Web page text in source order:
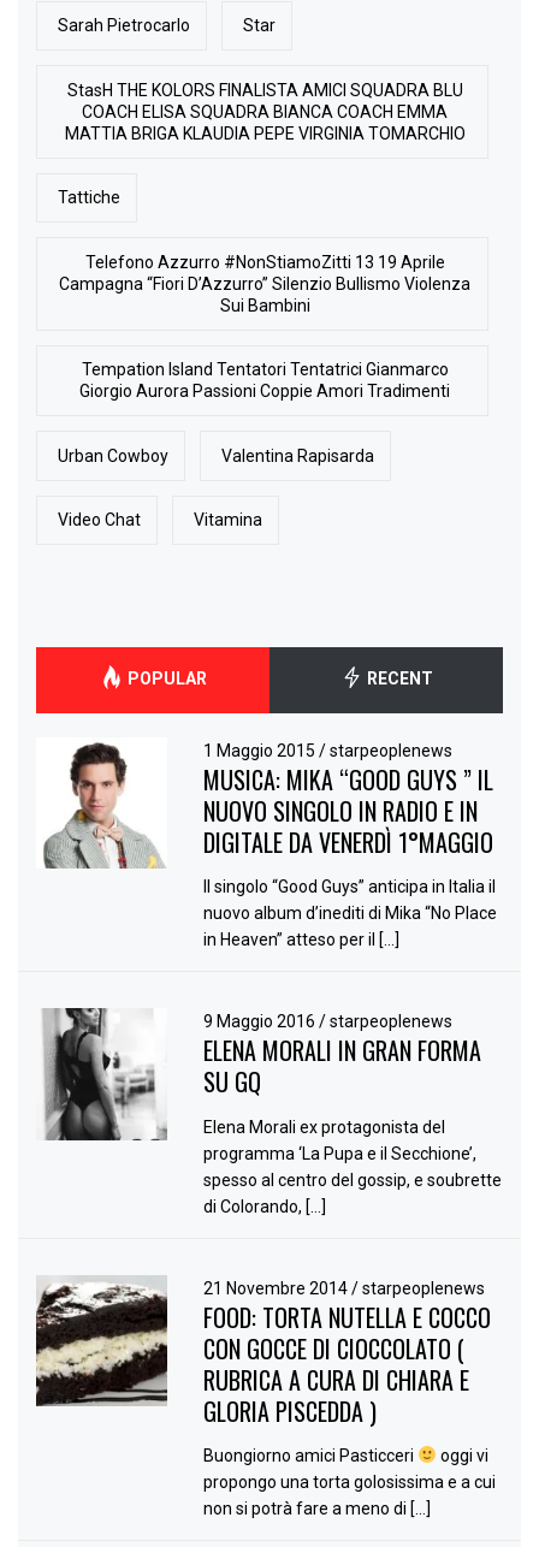
Sarah Pietrocarlo Star
StasH THE KOLORS FINALISTA AMICI SQUADRA BLU
COACH ELISA SQUADRA BIANCA COACH EMMA
MATTIA BRIGA KLAUDIA PEPE VIRGINIA TOMARCHIO
Tattiche
Telefono Azzurro #NonStiamoZitti 13 19 Aprile
Campagna “Fiori D’Azzurro” Silenzio Bullismo Violenza
Sui Bambini
Tempation Island Tentatori Tentatrici Gianmarco
Giorgio Aurora Passioni Coppie Amori Tradimenti
Urban Cowboy Valentina Rapisarda
Video Chat Vitamina
POPULAR RECENT
1 Maggio 2015/ starpeoplenews
MUSICA: MIKA “GOOD GUYS ” IL
NUOVO SINGOLO IN RADIO E IN
DIGITALE DA VENERDÌ 1°MAGGIO
Il singolo “Good Guys” anticipa in Italia il
nuovo album d’inediti di Mika “No Place
in Heaven” atteso per il […]
9 Maggio 2016/ starpeoplenews
ELENA MORALI IN GRAN FORMA
SU GQ
Elena Morali ex protagonista del
programma ‘La Pupa e il Secchione’,
spesso al centro del gossip, e soubrette
di Colorando, […]
21 Novembre 2014/ starpeoplenews
FOOD: TORTA NUTELLA E COCCO
CON GOCCE DI CIOCCOLATO (
RUBRICA A CURA DI CHIARA E
GLORIA PISCEDDA )
Buongiorno amici Pasticceri
oggi vi
propongo una torta golosissima e a cui
non si potrà fare a meno di […]